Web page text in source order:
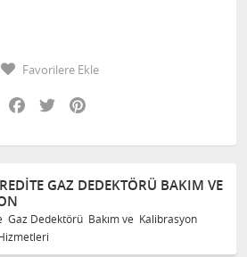
Favorilere Ekle
Facebook
Twitter
GAZ DEDEKTÖRÜ BAKIM VE
Gaz Dedektörü Bakım ve Kalibrasyon